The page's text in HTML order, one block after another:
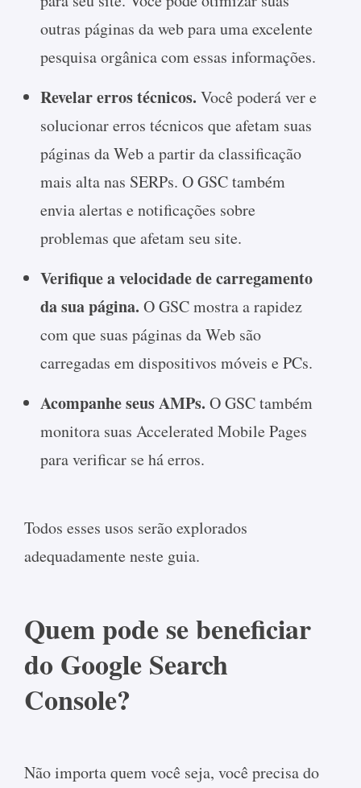
outras páginas da web para uma excelente
pesquisa orgânica com essas informações.
Revelar erros técnicos. Você poderá ver e
solucionar erros técnicos que afetam suas
páginas da Web a partir da classificação
mais alta nas SERPs. O GSC também
envia alertas e notificações sobre
problemas que afetam seu site.
Verifique a velocidade de carregamento
da sua página. O GSC mostra a rapidez
com que suas páginas da Web são
carregadas em dispositivos móveis e PCs.
Acompanhe seus AMPs. O GSC também
monitora suas Accelerated Mobile Pages
para verificar se há erros.
Todos esses usos serão explorados
adequadamente neste guia.
Quem pode se beneficiar
do Google Search
Console?
Não importa quem você seja, você precisa do